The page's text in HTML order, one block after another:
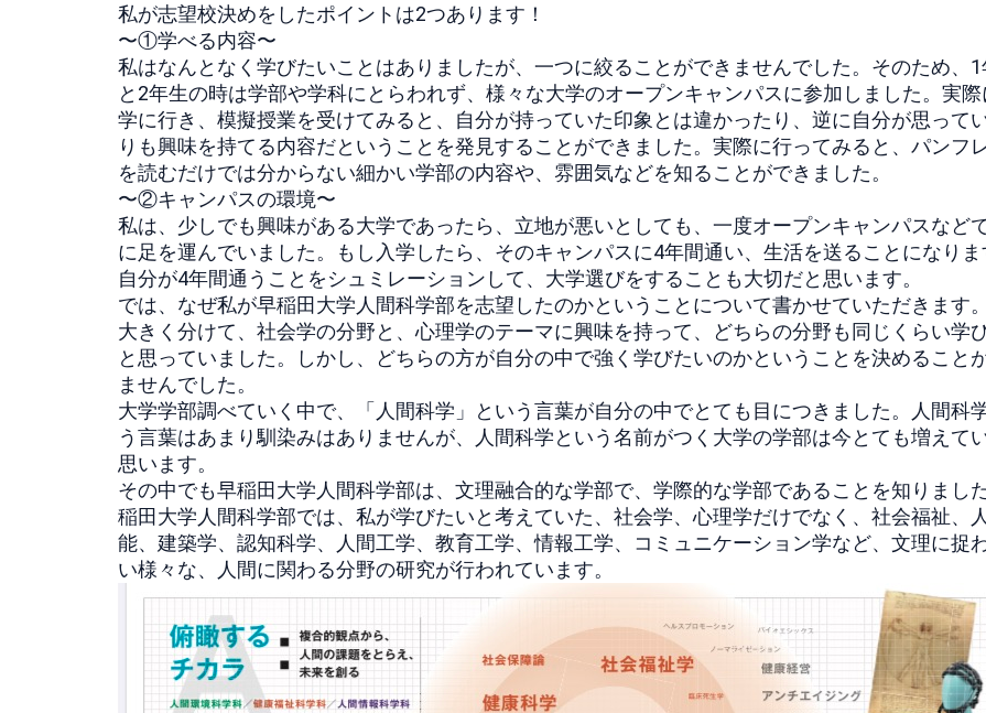
私が志望校決めをしたポイントは2つあります！
〜①学べる内容〜
私はなんとなく学びたいことはありましたが、 一つに絞ることができませんでした。そのため、 1
と2年生の時は学部や学科にとらわれず、 様々な大学のオープンキャンパスに参加しました。 実際
学に行き、模擬授業を受けてみると、 自分が持っていた印象とは違かったり、 逆に自分が思って
りも興味を持てる内容だということを発見することができました。実際に行ってみると、 パンフ
を読むだけでは分からない細かい学部の内容や、 雰囲気などを知ることができました。
〜②キャンパスの環境〜
私は、少しでも興味がある大学であったら、立地が悪いとしても、 一度オープンキャンパスなど
に足を運んでいました。
もし入学したら、そのキャンパスに4年間通い、 生活を送ることになりま
自分が4年間通うことをシュミレーションして、 大学選びをすることも大切だと思います。
では、 なぜ私が早稲田大学人間科学部を志望したのかということについて書かせていただきます
大きく分けて、社会学の分野と、心理学のテーマに興味を持って、
どちらの分野も同じくらい学
と思っていました。しかし、
どちらの方が自分の中で強く学びたいのかということを決めること
ませんでした。
大学学部調べていく中で、「人間科学」
という言葉が自分の中でとても目につきました。
人間科
う言葉はあまり馴染みはありませんが、
人間科学という名前がつく大学の学部は今とても増えて
思い ます。
その中でも早稲田大学人間科学部は、文理融合的な学部で、 学際的な学部であることを知りました
稲田大学人間科学部では、私が学びたいと考えていた、社会学、心理学だけでなく、社会福祉、
能、建築学、認知科学、
人間工学、教育工学、情報工学、コミュニケーション学など、 文理に捉
い様々な、
人間に関わる分野の研究が行われています。